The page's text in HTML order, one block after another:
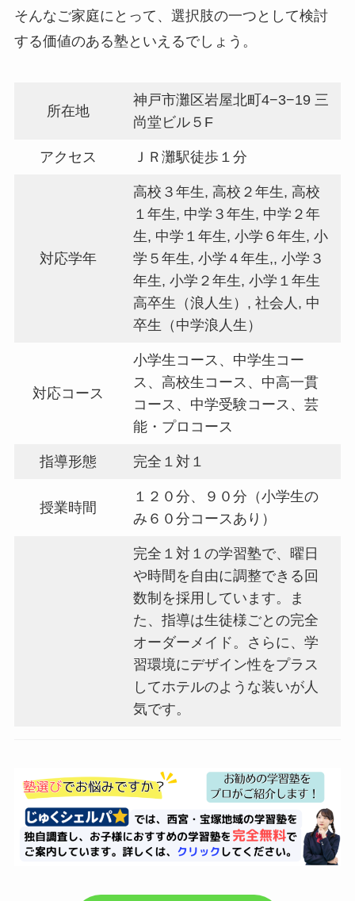
そんなご家庭にとって、選択肢の一つとして検討
する価値のある塾といえるでしょう。
所在地
神戸市灘区岩屋北町4−3−19 三
尚堂ビル５F
アクセス ＪＲ灘駅徒歩１分
対応学年
高校３年生, 高校２年生, 高校
１年生, 中学３年生, 中学２年
生, 中学１年生, 小学６年生, 小
学５年生, 小学４年生,, 小学３
年生, 小学２年生, 小学１年生
高卒生（浪人生）, 社会人, 中
卒生（中学浪人生）
対応コース
小学生コース、中学生コー
ス、高校生コース、中高一貫
コース、中学受験コース、芸
能・プロコース
指導形態 完全１対１
授業時間
１２０分、９０分（小学生の
み６０分コースあり）
完全１対１の学習塾で、曜日
や時間を自由に調整できる回
数制を採用しています。ま
た、指導は生徒様ごとの完全
オーダーメイド。さらに、学
習環境にデザイン性をプラス
してホテルのような装いが人
気です。